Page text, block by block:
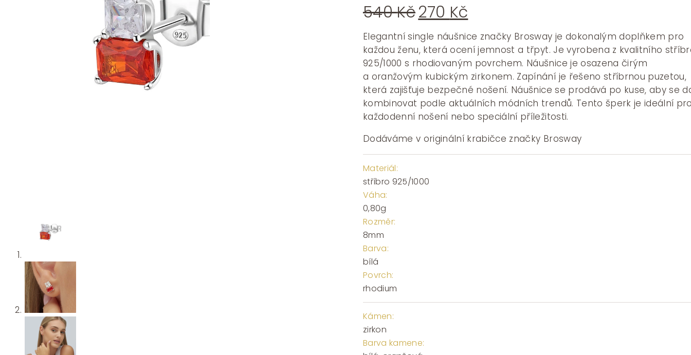
540KčPůvodní
cena
byla:
540 Kč.
270 Kč
cena
je:
270 Kč.
Elegantní single náušnice značky Brosway je dokonalým doplňkem pro
každou ženu, která ocení jemnost a třpyt. Je vyrobena z kvalitního
925/1000 s rhodiovaným povrchem. Náušnice je osazena čirým
a oranžovým kubickým zirkonem. Zapínání je řešeno stříbrnou puzetou,
která zajišťuje bezpečné nošení. Náušnice se prodává po kuse, aby se
kombinovat podle aktuálních módních trendů. Tento šperk je ideální
každodenní nošení nebo speciální příležitosti.
Dodáváme v originální krabičce značky Brosway
Materiál:
stříbro 925/1000
Váha:
0,80g
Rozměr:
8mm
Barva:
bílá
Povrch:
rhodium
Kámen:
zirkon
Barva kamene: